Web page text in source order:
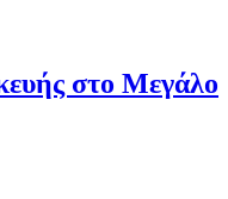
στο Μεγάλο